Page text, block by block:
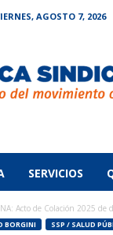
AGOSTO 7, 2026
SERVICIOS
Acto de Colación 2025
BORGINI SSP / SALUD